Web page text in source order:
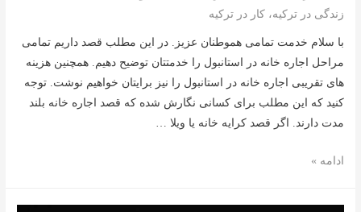
زندگی در ترکیه،کار در ترکیه
با سلام خدمت تمامی هموطنان عزیز. در این مطلب قصد داریم تمامی
مراحل اجاره خانه در استانبول را خدمتتان توضیح دهیم. همچنین هزینه
های تقریبی اجاره خانه در استانبول را نیز برایتان خواهیم نوشت. توجه
کنید که این مطلب برای کسانی نگارش شده که قصد اجاره خانه بلند
مدت دارند. اگر قصد کرایه خانه یا ویلا …
اجاره
ادامه »